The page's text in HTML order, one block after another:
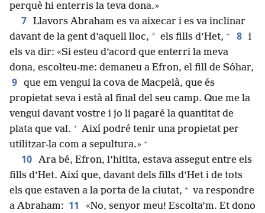
perquè hi enterris la teva dona.»
7 Llavors Abraham es va aixecar i es va inclinar
davant de la gent d’aquell lloc, * els fills d’Het, + 8 i
els va dir: «Si esteu d’acord que enterri la meva
dona, escolteu-me: demaneu a Efron, el fill de Sóhar,
9 que em vengui la cova de Macpelà, que és
propietat seva i està al final del seu camp. Que me la
vengui davant vostre i jo li pagaré la quantitat de
plata que val. + Així podré tenir una propietat per
utilitzar-la com a sepultura.» +
10 Ara bé, Efron, l’hitita, estava assegut entre els
fills d’Het. Així que, davant dels fills d’Het i de tots
els que estaven a la porta de la ciutat, + va respondre
a Abraham: 11
«No, senyor meu! Escolta’m. Et dono